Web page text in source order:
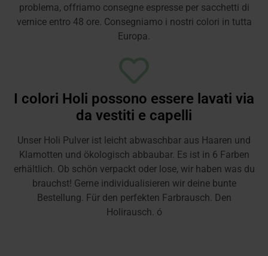
problema, offriamo consegne espresse per sacchetti di
vernice entro 48 ore. Consegniamo i nostri colori in tutta
Europa.
I colori Holi possono essere lavati via
da vestiti e capelli
Unser Holi Pulver ist leicht abwaschbar aus Haaren und
Klamotten und ökologisch abbaubar. Es ist in 6 Farben
erhältlich. Ob schön verpackt oder lose, wir haben was du
brauchst! Gerne individualisieren wir deine bunte
Bestellung. Für den perfekten Farbrausch. Den
Holirausch. ó